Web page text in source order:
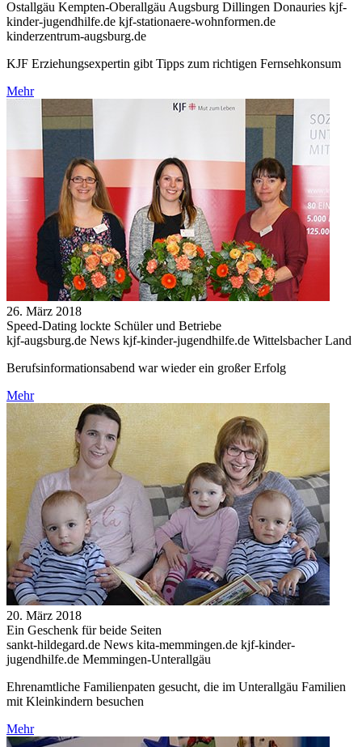
Ostallgäu Kempten-Oberallgäu Augsburg Dillingen Donauries kjf-
kinder-jugendhilfe.de kjf-stationaere-wohnformen.de
kinderzentrum-augsburg.de
KJF Erziehungsexpertin gibt Tipps zum richtigen Fernsehkonsum
Mehr
26. März 2018
Speed-Dating lockte Schüler und Betriebe
kjf-augsburg.de News kjf-kinder-jugendhilfe.de Wittelsbacher Land
Berufsinformationsabend war wieder ein großer Erfolg
Mehr
20. März 2018
Ein Geschenk für beide Seiten
sankt-hildegard.de News kita-memmingen.de kjf-kinder-
jugendhilfe.de Memmingen-Unterallgäu
Ehrenamtliche Familienpaten gesucht, die im Unterallgäu Familien
mit Kleinkindern besuchen
Mehr